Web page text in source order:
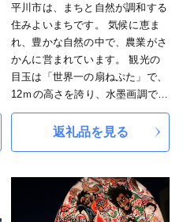
さい（事務局：こどもの城保育園
内 電話0178-96-3363 午前9時
～午後4時）。
平川市は、まちと自然が調和する
住みよいまちです。 気候に恵ま
れ、豊かな自然の中で、農業がさ
かんに営まれています。 観光の
目玉は「世界一の扇ねぷた」で、
12ｍの高さを誇り、水墨画調で描
かれていることが特徴です。ま
た、観光資源は、志賀坊森林公園
たくさんの温泉施設があります。
主な特産品は米、りんご、桃、高
冷地野菜などで、どれも消費者か
返礼品を見る